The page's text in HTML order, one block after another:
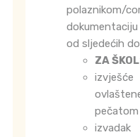
polaznikom/
od sljedećih
ZA
izvadak